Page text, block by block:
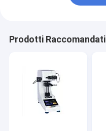
Prodotti Raccomandati